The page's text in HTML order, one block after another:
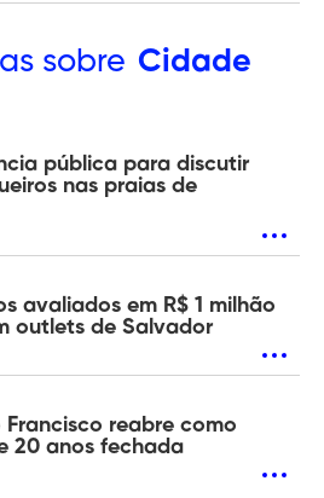
sobre Cidade
pública para discutir
nas praias de
avaliados em R$ 1 milhão
outlets de Salvador
reabre como
20 anos fechada